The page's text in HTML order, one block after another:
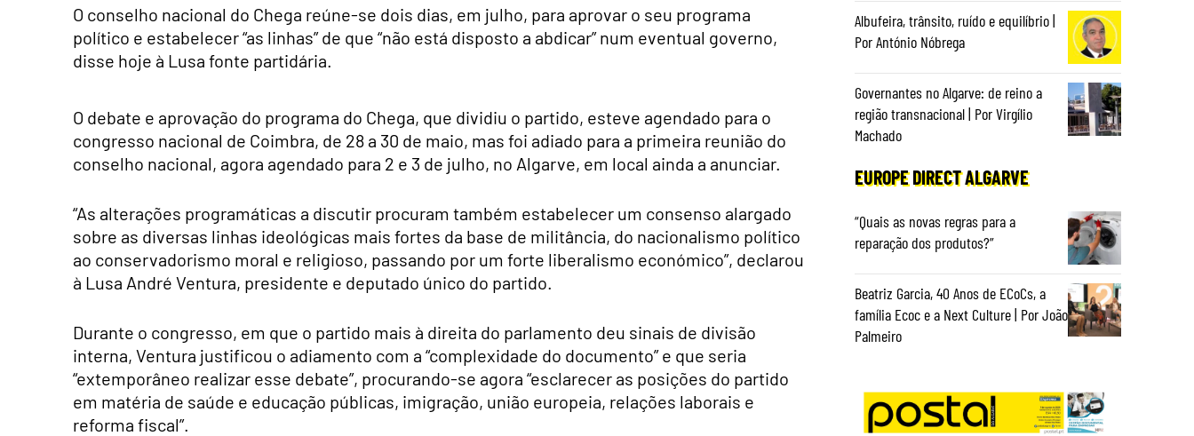
O conselho nacional do Chega reúne-se dois dias, em julho, para aprovar o seu programa
político e estabelecer “as linhas” de que “não está disposto a abdicar” num eventual governo,
disse hoje à Lusa fonte partidária.
O debate e aprovação do programa do Chega, que dividiu o partido, esteve agendado para o
congresso nacional de Coimbra, de 28 a 30 de maio, mas foi adiado para a primeira reunião do
conselho nacional, agora agendado para 2 e 3 de julho, no Algarve, em local ainda a anunciar.
“As alterações programáticas a discutir procuram também estabelecer um consenso alargado
sobre as diversas linhas ideológicas mais fortes da base de militância, do nacionalismo político
ao conservadorismo moral e religioso, passando por um forte liberalismo económico”, declarou
à Lusa André Ventura, presidente e deputado único do partido.
Durante o congresso, em que o partido mais à direita do parlamento deu sinais de divisão
interna, Ventura justificou o adiamento com a “complexidade do documento” e que seria
“extemporâneo realizar esse debate”, procurando-se agora “esclarecer as posições do partido
em matéria de saúde e educação públicas, imigração, união europeia, relações laborais e
reforma fiscal”.
Albufeira, trânsito, ruído e equilíbrio |
Por António Nóbrega
Governantes no Algarve: de reino a
região transnacional | Por Virgílio
Machado
EUROPE DIRECT ALGARVE
“Quais as novas regras para a
reparação dos produtos?”
Beatriz Garcia, 40 Anos de ECoCs, a
família Ecoc e a Next Culture | Por João
Palmeiro